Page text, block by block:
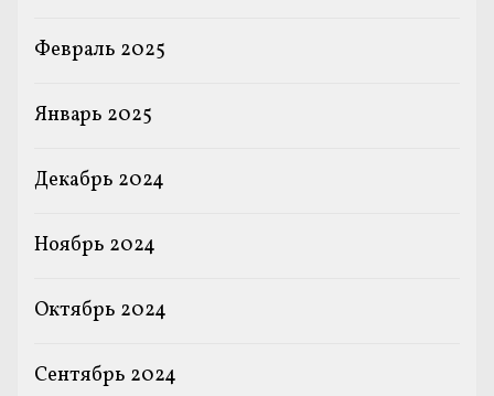
Февраль 2025
Январь 2025
Декабрь 2024
Ноябрь 2024
Октябрь 2024
Сентябрь 2024